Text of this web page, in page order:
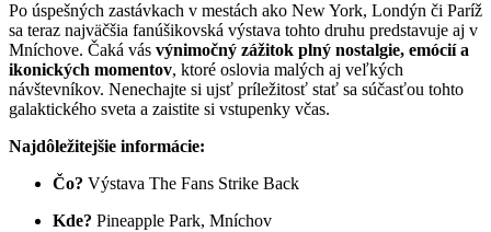
Po úspešných zastávkach v mestách ako New York, Londýn či Paríž
sa teraz najväčšia fanúšikovská výstava tohto druhu predstavuje aj v
Mníchove. Čaká vás výnimočný zážitok plný nostalgie, emócií a
ikonických momentov, ktoré oslovia malých aj veľkých
návštevníkov. Nenechajte si ujsť príležitosť stať sa súčasťou tohto
galaktického sveta a zaistite si vstupenky včas.
Najdôležitejšie informácie:
Čo? Výstava The Fans Strike Back
Kde? Pineapple Park, Mníchov